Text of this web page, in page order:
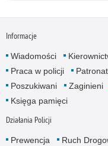
Informacje
Wiadomości
Praca w policji
Poszukiwani
Zaginieni
Księga pamięci
Działania Policji
Prewencja Ruch